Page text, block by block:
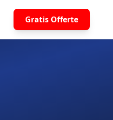
Gratis Offerte